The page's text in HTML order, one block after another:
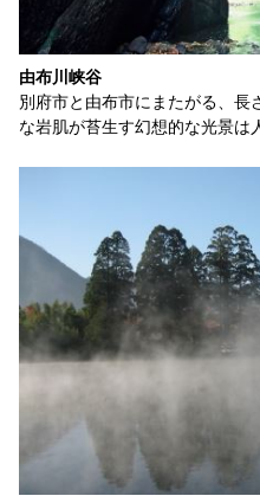
由布川峡谷
別府市と由布市にまたがる、
な岩肌が苔生す幻想的な光景は